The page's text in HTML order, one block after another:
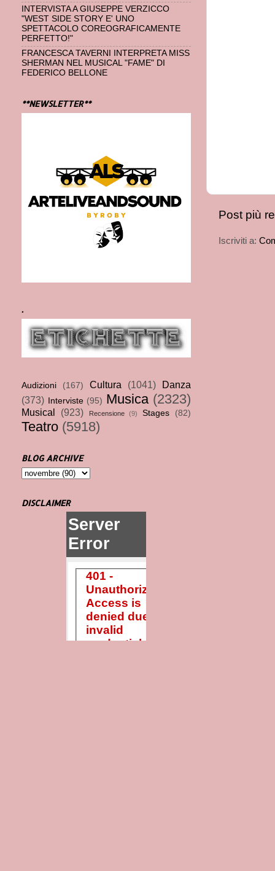
Post più
Iscriviti a:
INTERVISTA A GIUSEPPE VERZICCO
"WEST SIDE STORY E' UNO
SPETTACOLO COREOGRAFICAMENTE
PERFETTO!"
FRANCESCA TAVERNI INTERPRETA MISS
SHERMAN NEL MUSICAL "FAME" DI
FEDERICO BELLONE
**NEWSLETTER**
.
Audizioni (167) Cultura (1041)
Danza
(373)
Interviste (95) Musica (2323)
Musical (923) Recensione (9) Stages (82)
Teatro (5918)
BLOG ARCHIVE
DISCLAIMER